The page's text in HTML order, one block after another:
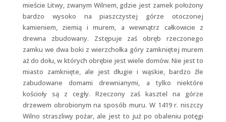
mieście Litwy, zwanym Wilnem, gdzie jest zamek położony
bardzo wysoko na piaszczystej górze otoczonej
kamieniem, ziemią i murem, a wewnątrz całkowicie z
drewna zbudowany. Zstępuje zaś obręb rzeczonego
zamku we dwa boki z wierzchołka góry zamkniętej murem
aż do dołu, w których obrębie jest wiele domów. Nie jest to
miasto zamknięte, ale jest długie i wąskie, bardzo źle
zabudowane domami drewnianymi, a tylko niektóre
kościoły są z cegły. Rzeczony zaś kasztel na górze
drzewem obrobionym na sposób muru. W 1419 r. niszczy
Wilno straszliwy pożar, ale jest to już po obaleniu potęgi